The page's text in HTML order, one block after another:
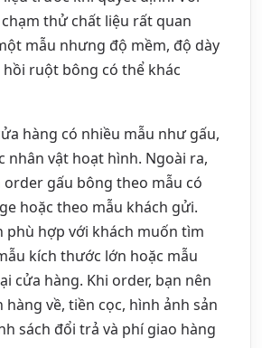
thử chất liệu rất quan
mẫu nhưng độ mềm, độ dày
ruột bông có thể khác
hàng có nhiều mẫu như gấu,
nhân vật hoạt hình. Ngoài ra,
gấu bông theo mẫu có
hoặc theo mẫu khách gửi.
phù hợp với khách muốn tìm
kích thước lớn hoặc mẫu
cửa hàng. Khi order, bạn nên
về, tiền cọc, hình ảnh sản
sách đổi trả và phí giao hàng